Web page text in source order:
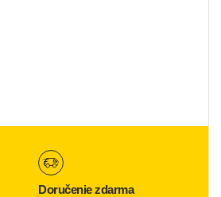
Doručenie zdarma